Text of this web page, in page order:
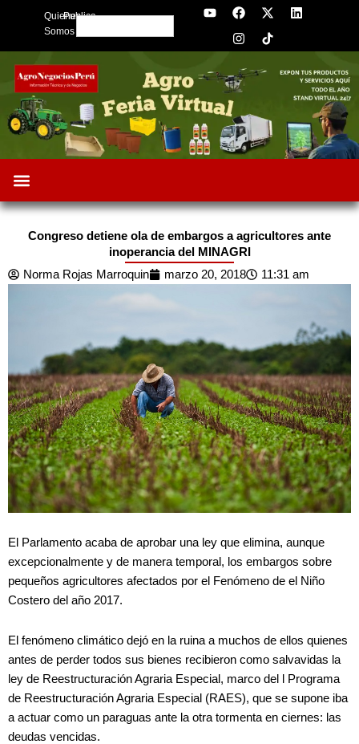
Quienes
Somos
Publica
Search
Y
o
b
e
F
a
c
e
o
o
k
X
-
t
w
t
L
i
d
n
I
n
s
t
g
r
a
Congreso detiene ola de embargos a agricultores ante
inoperancia del MINAGRI
Norma Rojas Marroquin
marzo 20, 2018 11:31 am
El Parlamento acaba de aprobar una ley que elimina, aunque
excepcionalmente y de manera temporal, los embargos sobre
pequeños agricultores afectados por el Fenómeno de el Niño
Costero del año 2017.
El fenómeno climático dejó en la ruina a muchos de ellos quienes
antes de perder todos sus bienes recibieron como salvavidas la
ley de Reestructuración Agraria Especial, marco del l Programa
de Reestructuración Agraria Especial (RAES), que se supone iba
a actuar como un paraguas ante la otra tormenta en ciernes: las
deudas vencidas.